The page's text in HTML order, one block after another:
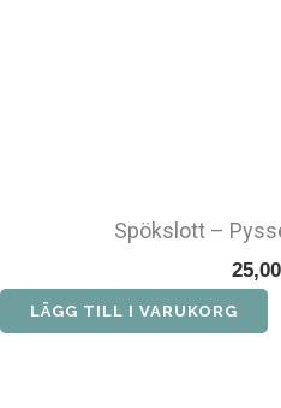
Spökslott –
25,00
LÄGG TILL I VARUKORG